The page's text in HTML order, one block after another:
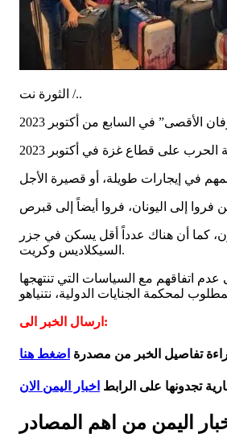
الثورة نت /..
كما أن هناك عدداً أقل يسكن في جزر
السيكلاديس وكريت.
اتفاقهم مع السياسات التي تنتهجها
ارسال الخبر الى:
تفاصيل الخبر من مصدرة اضغط هنا
تجدونها على الرابط اخبار اليمن الان
اليمن من اهم المصادر